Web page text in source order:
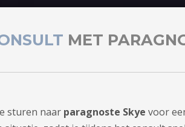
MET
sturen naar paragnoste Skye voor